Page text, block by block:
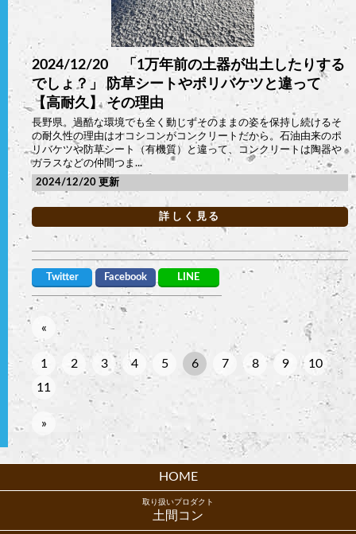
2024/12/20 「1万年前の土器が出土したりする
でしょ？」 防草シートやポリバケツと違って
【高耐久】 その理由
長野県。過酷な環境でも全く動じずそのままの姿を保持し続けるそ
の耐久性の理由はオコシコンがコンクリートだから。石油由来のポ
リバケツや防草シート（有機質）と違って、コンクリートは陶器や
ガラスなどの仲間つま...
2024/12/20
詳しく見る
Twitter Facebook LINE
«
1 2 3 4 5 6 7 8 9
10
11
»
HOME
取り扱いプロダクト
土間コン